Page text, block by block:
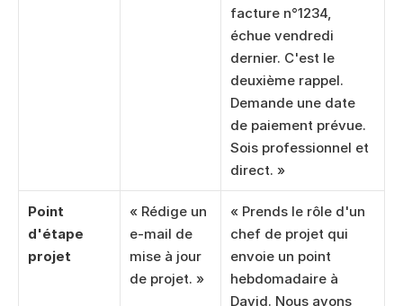
facture n°1234,
échue vendredi
dernier. C'est le
deuxième rappel.
Demande une date
de paiement prévue.
Sois professionnel et
direct. »
Point
d'étape
projet
« Rédige un
e-mail de
mise à jour
de projet. »
« Prends le rôle d'un
chef de projet qui
envoie un point
hebdomadaire à
David. Nous avons